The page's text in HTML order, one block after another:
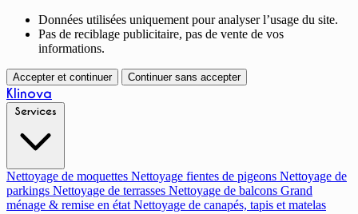
Données utilisées uniquement pour analyser l’usage du site.
Pas de reciblage publicitaire, pas de vente de vos
informations.
Accepter et continuer Continuer sans accepter
Klinova
Nettoyage de moquettes Nettoyage fientes de pigeons Nettoyage de
parkings Nettoyage de terrasses Nettoyage de balcons Grand
ménage & remise en état Nettoyage de canapés, tapis et matelas